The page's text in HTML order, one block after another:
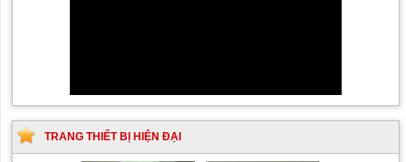
TRANG THIẾT BỊ HIỆN ĐẠI